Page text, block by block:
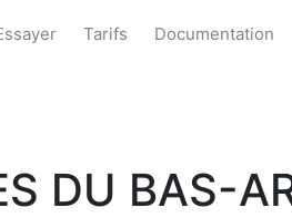
Tarifs Documentation
DU BAS-